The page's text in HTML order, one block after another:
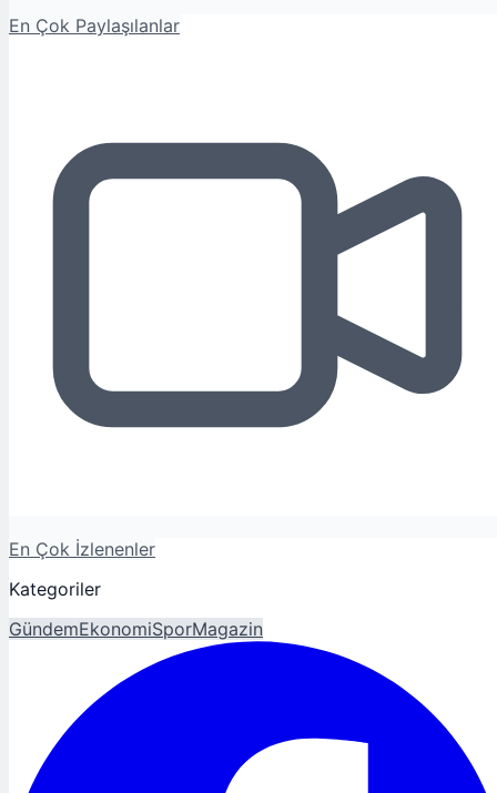
En Çok Paylaşılanlar
En Çok İzlenenler
Kategoriler
GündemEkonomiSporMagazin